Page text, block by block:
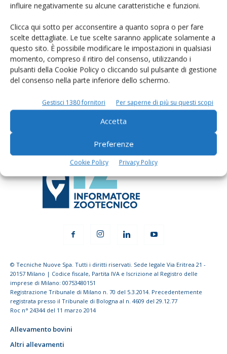
influire negativamente su alcune caratteristiche e funzioni.
Clicca qui sotto per acconsentire a quanto sopra o per fare
scelte dettagliate. Le tue scelte saranno applicate solamente a
questo sito. È possibile modificare le impostazioni in qualsiasi
momento, compreso il ritiro del consenso, utilizzando i
pulsanti della Cookie Policy o cliccando sul pulsante di gestione
del consenso nella parte inferiore dello schermo.
Gestisci 1380 fornitori Per saperne di più su questi scopi
Accetta
Preferenze
Cookie Policy Privacy Policy
Rimani aggiornato sul mondo
dell’agricoltura
© Tecniche Nuove Spa. Tutti i diritti riservati. Sede legale Via Eritrea 21 -
20157 Milano | Codice fiscale, Partita IVA e Iscrizione al Registro delle
imprese di Milano: 00753480151
Registrazione Tribunale di Milano n. 70 del 5.3.2014. Precedentemente
registrata presso il Tribunale di Bologna al n. 4609 del 29.12.77
Roc n° 24344 del 11 marzo 2014
Allevamento bovini
Altri allevamenti